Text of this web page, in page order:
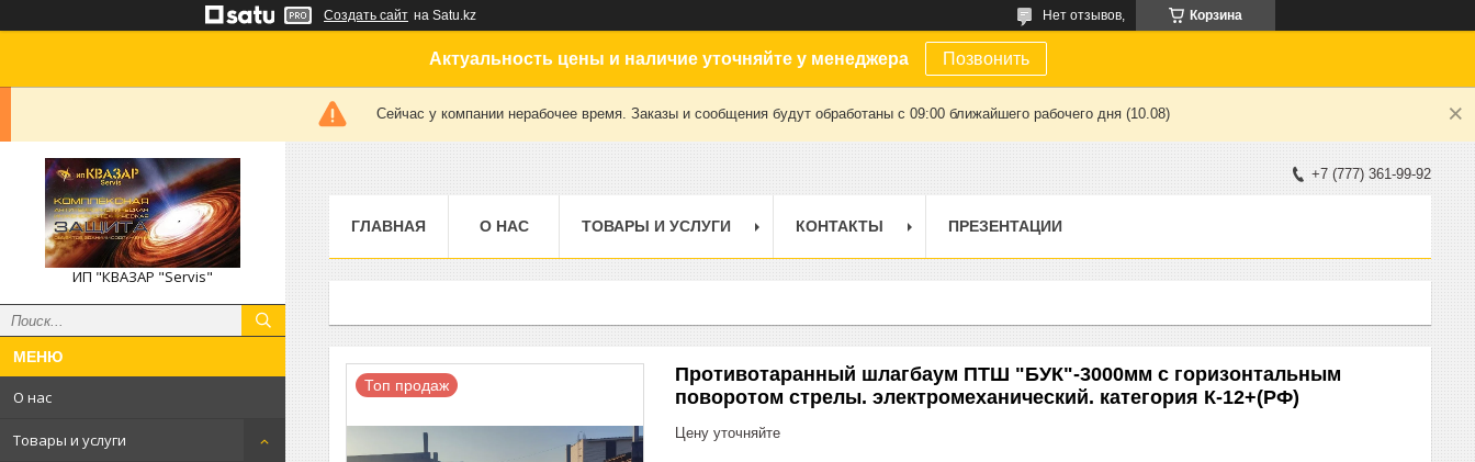
Создать сайт на Satu.kz Корзина
Нет отзывов,
Актуальность цены и наличие уточняйте у менеджера Позвонить
Сейчас у компании нерабочее время. Заказы и сообщения будут обработаны с 09:00 ближайшего рабочего дня (10.08)
ИП "КВАЗАР "Servis"
О нас
Товары и услуги
+7 (777) 361-99-92
ГЛАВНАЯ О НАС ТОВАРЫ И УСЛУГИ КОНТАКТЫ ПРЕЗЕНТАЦИИ
Топ продаж
Противотаранный шлагбаум ПТШ "БУК"-3000мм с горизонтальным
поворотом стрелы. электромеханический. категория К-12+(РФ)
Цену уточняйте